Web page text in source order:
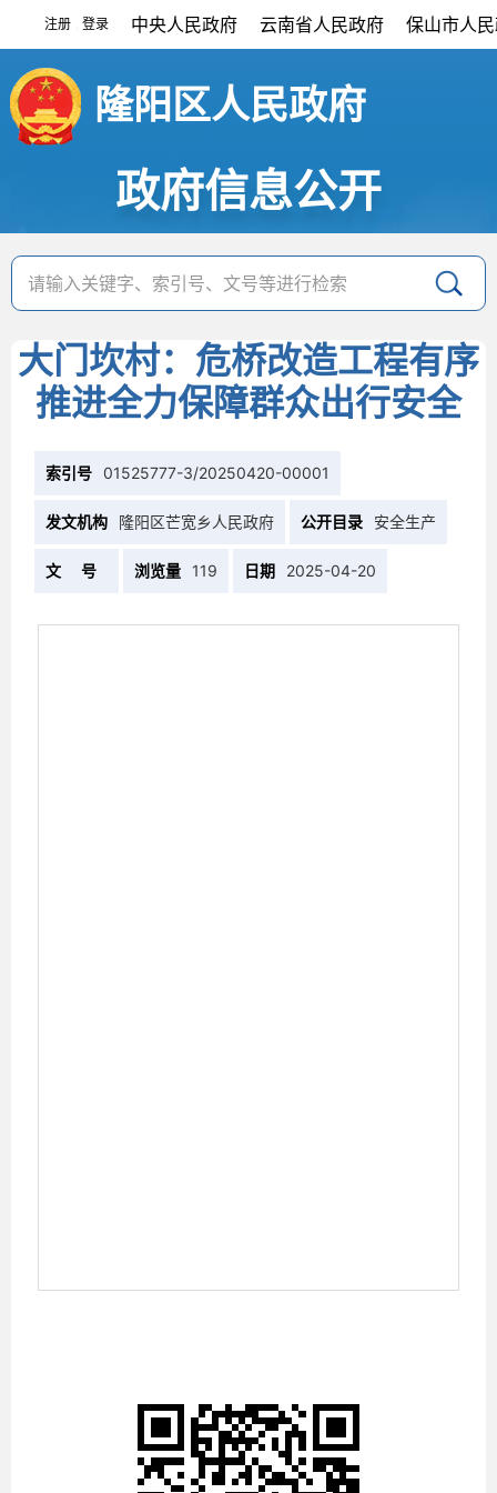
注册 登录 中央人民政府 云南省人民政府 保山市人
隆阳区人民政府
政府信息公开
大门坎村：危桥改造工程有序
推进全力保障群众出行安全
索引号 01525777-3/20250420-00001
发文机构 隆阳区芒宽乡人民政府 公开目录 安全生产
文 号 浏览量 119 日期 2025-04-20